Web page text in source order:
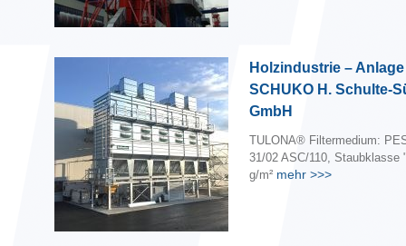
Holzindustrie –
SCHUKO H. Schulte-
GmbH
TULONA® Filtermedium:
31/02 ASC/110, Staubklasse
g/m² mehr>>>